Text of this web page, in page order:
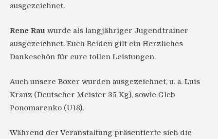
ausgezeichnet.
Rene Rau wurde als langjähriger Jugendtrainer
ausgezeichnet. Euch Beiden gilt ein Herzliches
Dankeschön für eure tollen Leistungen.
Auch unsere Boxer wurden ausgezeichnet, u. a. Luis
Kranz (Deutscher Meister 35 Kg), sowie Gleb
Ponomarenko (U18).
Während der Veranstaltung präsentierte sich die